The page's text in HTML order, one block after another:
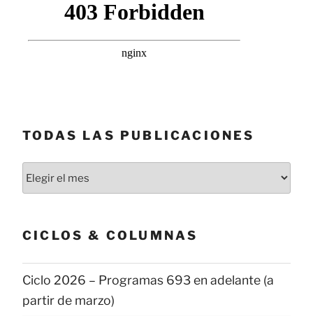
TODAS LAS PUBLICACIONES
Todas
las
CICLOS & COLUMNAS
Ciclo 2026 – Programas 693 en adelante (a
partir de marzo)